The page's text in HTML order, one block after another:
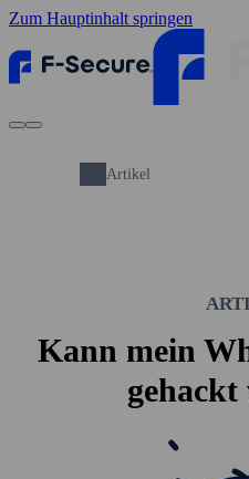
Zum Hauptinhalt springen
Artikel
Kann mein
gehackt